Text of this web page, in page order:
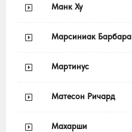
Манк Ху
Марсиниак Барбара
Мартинус
Матесон Ричард
Махарши